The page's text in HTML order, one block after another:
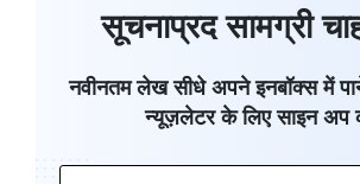
सूचनाप्रद सामग्री
नवीनतम लेख सीधे अपने इनबॉक्स में
न्यूज़लेटर के लिए साइन अप